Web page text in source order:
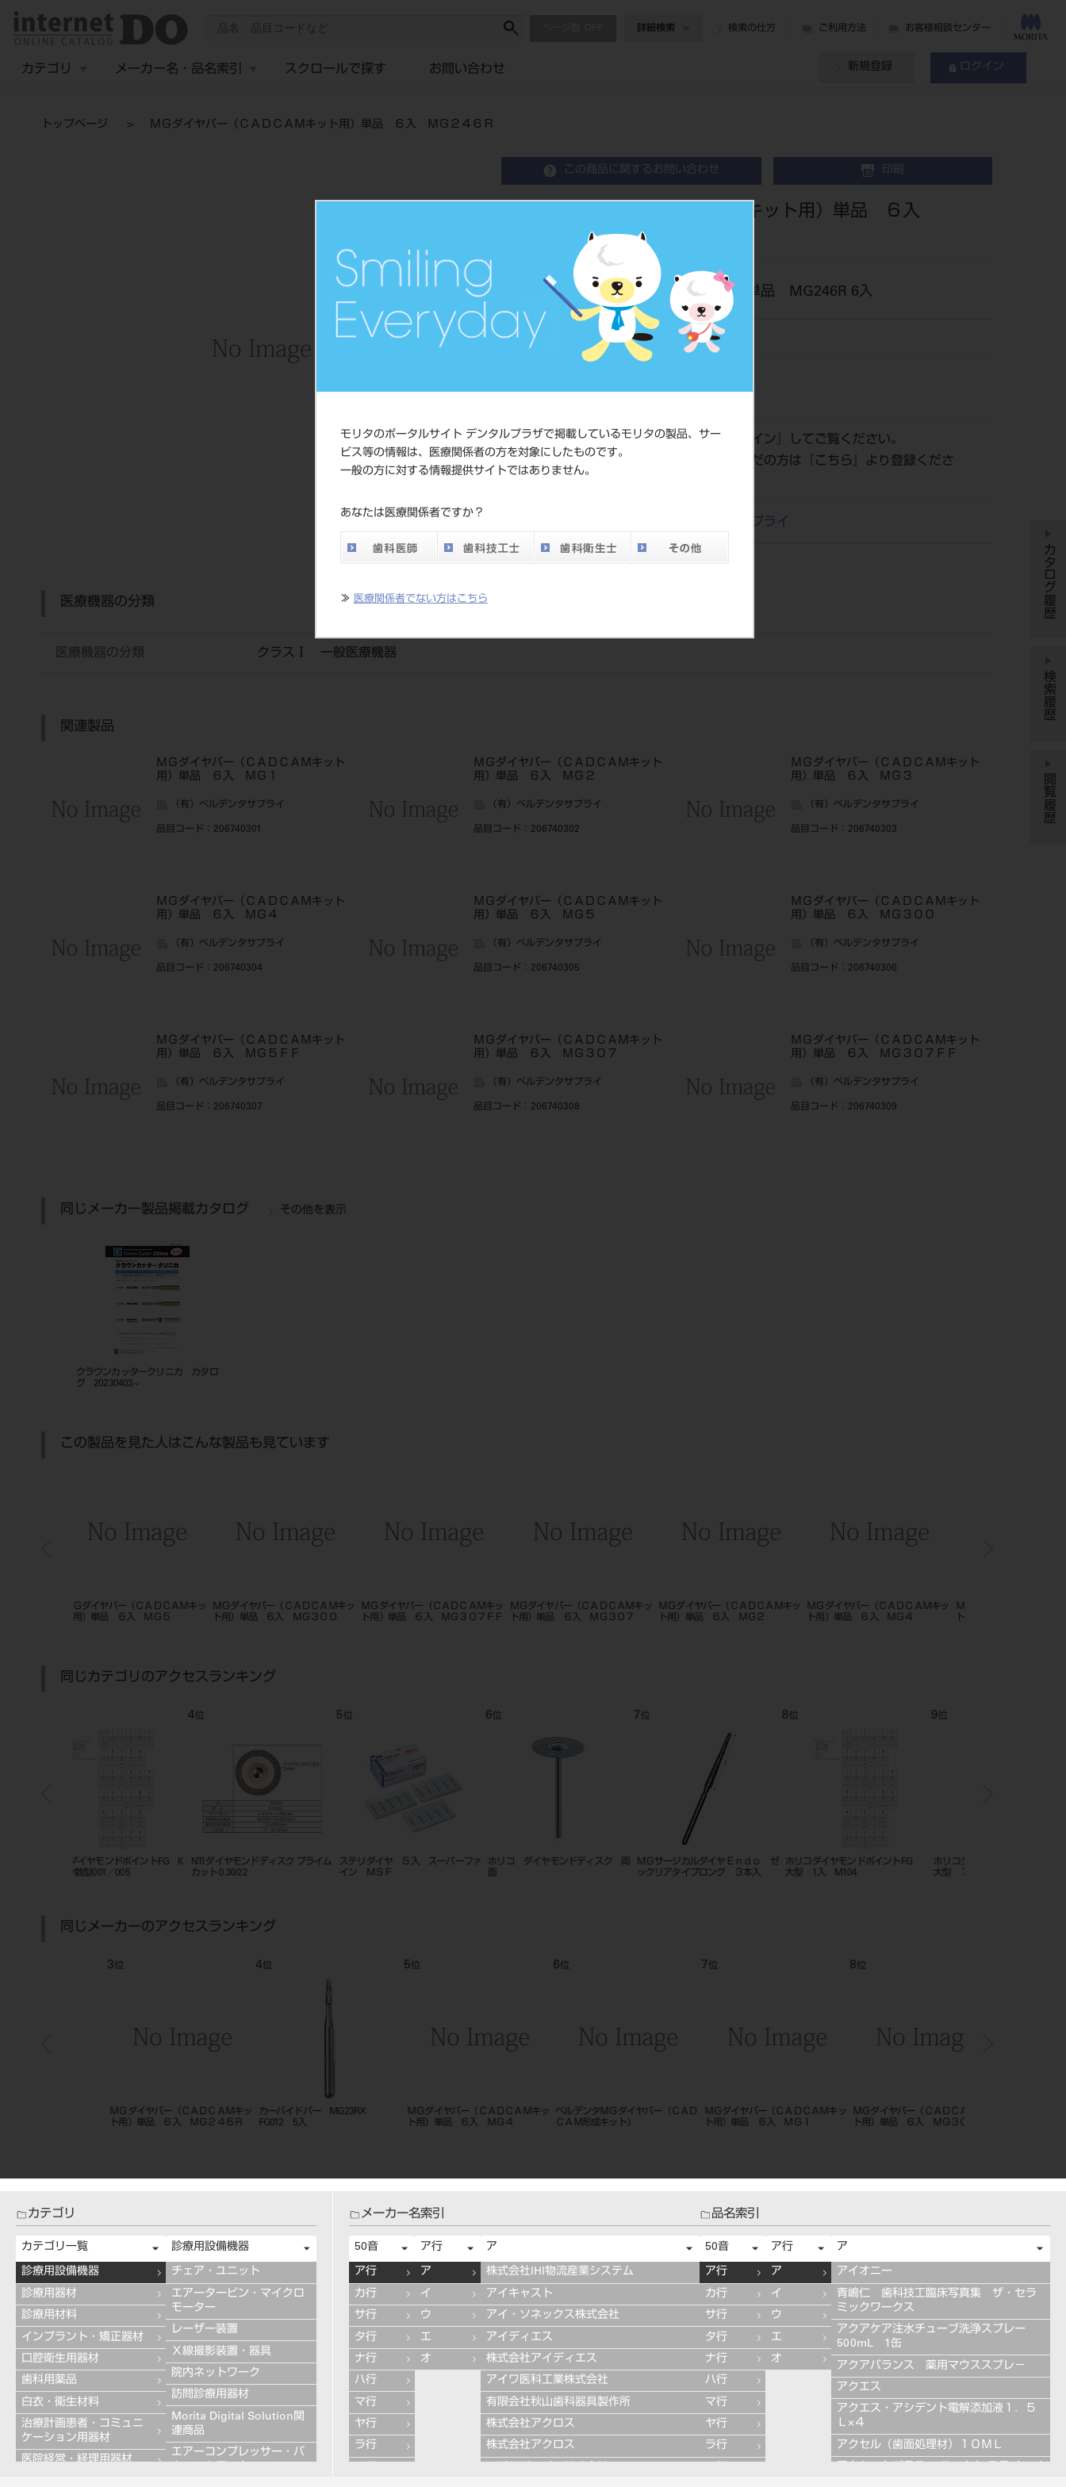
モリタのポータルサイト デンタルプラザで掲載しているモリタの製品、サー
ビス等の情報は、医療関係者の方を対象にしたものです。
一般の方に対する情報提供サイトではありません。
あなたは医療関係者ですか？
≫ 医療関係者でない方はこちら
詳細検索 検索の仕方 ご利用方法 お客様相談センター
カテゴリ メーカー名・品名索引 スクロールで探す お問い合わせ 新規登録 ログイン
トップページ ＭＧダイヤバー（ＣＡＤＣＡＭキット用）単品 ６入 ＭＧ２４６Ｒ
この商品に関するお問い合わせ 印刷
ＭＧダイヤバー（ＣＡＤＣＡＭキット用）単品 ６入
ＭＧ２４６Ｒ
MGダイヤバー（CADCAMキット用）単品 MG246R 6入
品目コード 206740310
4560251601051
標準価格
価格の確認は『 ログイン 』してご覧ください。
ネット会員登録がまだの方は『
こちら
』より登録くださ
（有）ベルデンタサプライ
医療機器の分類
医療機器の分類 クラスⅠ 一般医療機器
関連製品
ＭＧダイヤバー（ＣＡＤＣＡＭキット
用）単品 ６入 ＭＧ１
（有）ベルデンタサプライ
品目コード ：206740301
ＭＧダイヤバー（ＣＡＤＣＡＭキット
用）単品 ６入 ＭＧ２
（有）ベルデンタサプライ
品目コード ：206740302
ＭＧダイヤバー（ＣＡＤＣＡＭキット
用）単品 ６入 ＭＧ３
（有）ベルデンタサプライ
品目コード ：206740303
ＭＧダイヤバー（ＣＡＤＣＡＭキット
用）単品 ６入 ＭＧ４
（有）ベルデンタサプライ
品目コード ：206740304
ＭＧダイヤバー（ＣＡＤＣＡＭキット
用）単品 ６入 ＭＧ５
（有）ベルデンタサプライ
品目コード ：206740305
ＭＧダイヤバー（ＣＡＤＣＡＭキット
用）単品 ６入 ＭＧ３００
（有）ベルデンタサプライ
品目コード ：206740306
ＭＧダイヤバー（ＣＡＤＣＡＭキット
用）単品 ６入 ＭＧ５ＦＦ
（有）ベルデンタサプライ
品目コード ：206740307
ＭＧダイヤバー（ＣＡＤＣＡＭキット
用）単品 ６入 ＭＧ３０７
（有）ベルデンタサプライ
品目コード ：206740308
ＭＧダイヤバー（ＣＡＤＣＡＭキット
用）単品 ６入 ＭＧ３０７ＦＦ
（有）ベルデンタサプライ
品目コード ：206740309
同じメーカー製品掲載カタログ その他を表示
クラウンカッタークリニカ カタロ
グ 20230403~
この製品を見た人はこんな製品も見ています
ＭＧダイヤバー（ＣＡＤＣＡＭキッ
ト用）単品 ６入 ＭＧ３０７
ＭＧダイヤバー（ＣＡＤＣＡＭキッ
ト用）単品 ６入 ＭＧ２
ＭＧダイヤバー（ＣＡＤＣＡＭキッ
ト用）単品 ６入 ＭＧ４
ＭＧダイヤバー（ＣＡＤＣＡＭキッ
ト用）単品 ６入 ＭＧ１
カーバイドバー MG23RX
FG012 5入
ＭＧダイヤバー（ＣＡＤＣＡＭキッ
ト用）単品 ６入 ＭＧ３
同じカテゴリのアクセスランキング
ＭＧサージカルダイヤＥｎｄｏ ゼ
ックリアタイプロング ３本入
ホリコダイヤモンドポイントFG
大型 1入 M104
ホリコダイヤモンドポイントＦＧ
大型 ７入
ステリダイヤ ターボ ５入
ホリコダイヤモンドFG （エンド
バー）1入 E174G014
スーパーマックス ホイールS ＃
9001
同じメーカーのアクセスランキング
ＭＧダイヤバー（ＣＡＤＣＡＭキッ
ト用）単品 ６入 ＭＧ１
ＭＧダイヤバー（ＣＡＤＣＡＭキッ
ト用）単品 ６入 ＭＧ３０７ＦＦ
ＭＧダイヤバー（ＣＡＤＣＡＭキッ
ト用）単品 ６入 ＭＧ３
ＭＧダイヤバー（ＣＡＤＣＡＭキッ
ト用）単品 ６入 ＭＧ５
スチールバー ＭＧＳＴ３８ Ｒ
ＭＧダイヤバー（ＣＡＤＣＡＭキッ
ト用）単品 ６入 ＭＧ２
カタログ履歴
検索履歴
閲覧履歴
カテゴリ
カテゴリ一覧
診療用設備機器
診療用器材
診療用材料
インプラント・矯正器材
口腔衛生用器材
歯科用薬品
白衣・衛生材料
治療計画患者・コミュニ
ケーション用器材
医院経営・経理用器材
診療用設備機器
チェア・ユニット
エアータービン・マイクロ
モーター
レーザー装置
Ｘ線撮影装置・器具
院内ネットワーク
訪問診療用器材
Morita Digital Solution関
連商品
エアーコンプレッサー・バ
メーカー名索引
50音
ア行
カ行
サ行
タ行
ナ行
ハ行
マ行
ヤ行
ラ行
ア行
ア
イ
ウ
エ
オ
ア
株式会社IHI物流産業システム
アイキャスト
アイ・ソネックス株式会社
アイディエス
株式会社アイディエス
アイワ医科工業株式会社
有限会社秋山歯科器具製作所
株式会社アクロス
株式会社アクロス
品名索引
50音
ア行
カ行
サ行
タ行
ナ行
ハ行
マ行
ヤ行
ラ行
ア行
ア
イ
ウ
エ
オ
ア
アイオニー
青嶋仁 歯科技工臨床写真集 ザ・セラ
ミックワークス
アクアケア注水チューブ洗浄スプレー
500mL 1缶
アクアバランス 薬用マウススプレ－
アクエス
アクエス・アシデント電解添加液１．５
Ｌ×４
アクセル（歯面処理材）１０ＭＬ